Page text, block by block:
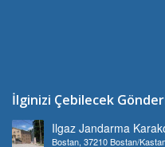
İlginizi Çebilecek
Ilgaz Jandarma
Bostan, 37210 Bostan/